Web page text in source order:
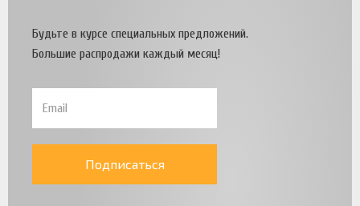
Будьте в курсе специальных предложений.
Большие распродажи каждый месяц!
Подписаться